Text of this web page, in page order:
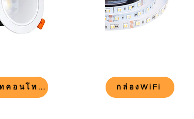
รีโมทคอนโทรลเลอร์ กล่องWiFi